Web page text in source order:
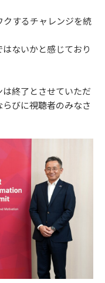
するチャレンジを続
ないかと感じており
終了とさせていただ
びに視聴者のみなさ